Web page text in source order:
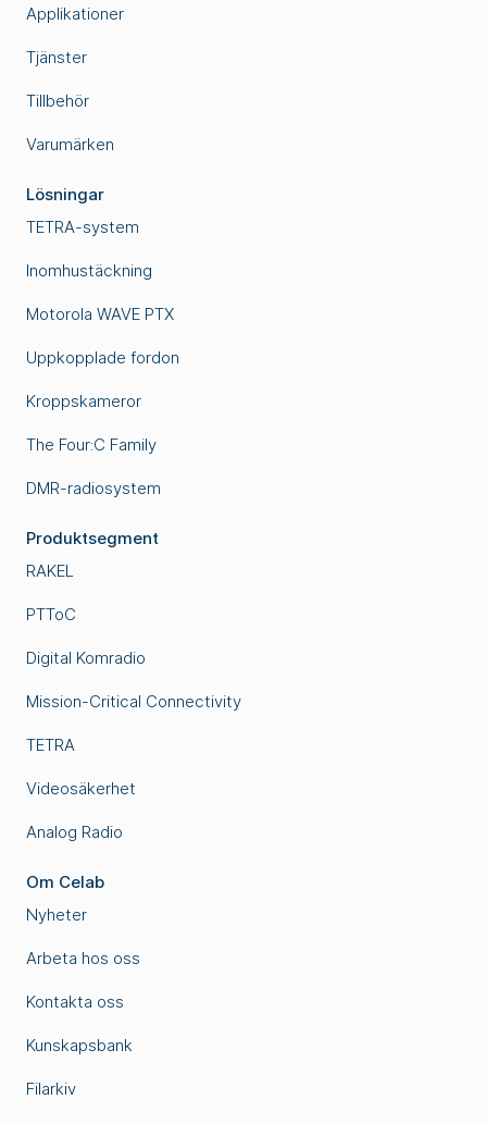
Applikationer
Tjänster
Tillbehör
Varumärken
Lösningar
TETRA-system
Inomhustäckning
Motorola WAVE PTX
Uppkopplade fordon
Kroppskameror
The Four:C Family
DMR-radiosystem
Produktsegment
RAKEL
PTToC
Digital Komradio
Mission-Critical Connectivity
TETRA
Videosäkerhet
Analog Radio
Om Celab
Nyheter
Arbeta hos oss
Kontakta oss
Kunskapsbank
Filarkiv